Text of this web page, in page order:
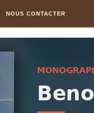
NOUS CONTACTER